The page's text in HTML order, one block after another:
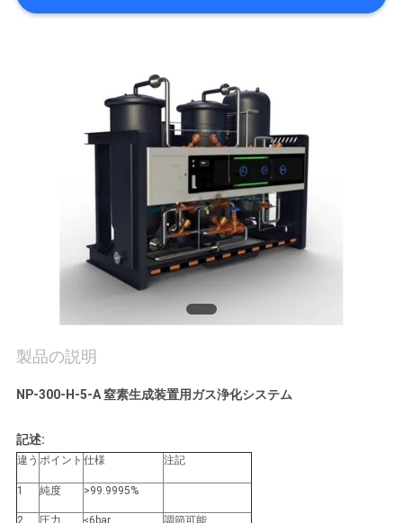
わ
せ
ニ
ュ
製品の説明
NP-300-H-5-A 窒素生成装置用ガス浄化システム
記述:
違う ポイント 仕様 注記
1 純度 >99.9995%